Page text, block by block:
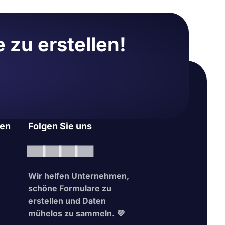
und
viel
zu erstellen!
Folgen Sie uns
Wir helfen Unternehmen,
schöne Formulare zu
erstellen und Daten
mühelos zu sammeln. 💜